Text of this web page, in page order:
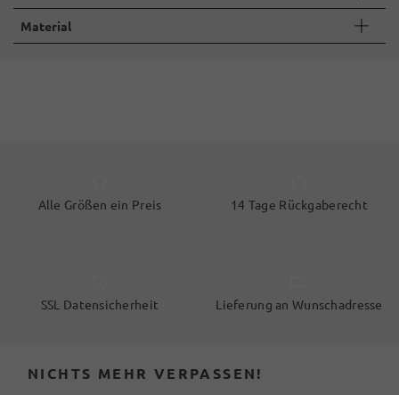
Material
Alle Größen ein Preis 14 Tage Rückgaberecht
SSL Datensicherheit Lieferung an Wunschadresse
NICHTS MEHR VERPASSEN!